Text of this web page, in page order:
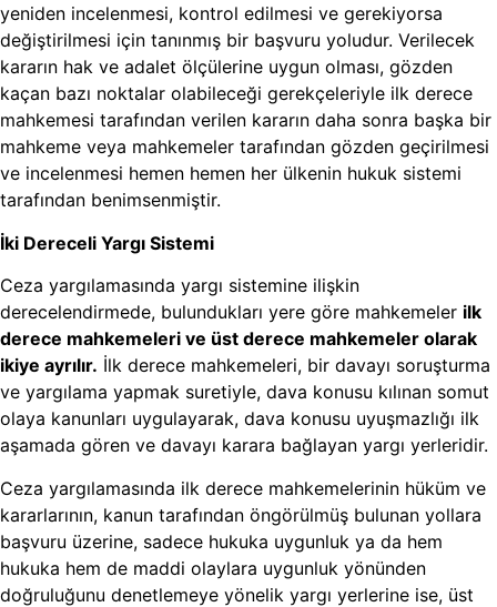
yeniden incelenmesi, kontrol edilmesi ve gerekiyorsa
değiştirilmesi için tanınmış bir başvuru yoludur. Verilecek
kararın hak ve adalet ölçülerine uygun olması, gözden
kaçan bazı noktalar olabileceği gerekçeleriyle ilk derece
mahkemesi tarafından verilen kararın daha sonra başka bir
mahkeme veya mahkemeler tarafından gözden geçirilmesi
ve incelenmesi hemen hemen her ülkenin hukuk sistemi
tarafından benimsenmiştir.
İki Dereceli Yargı Sistemi
Ceza yargılamasında yargı sistemine ilişkin
derecelendirmede, bulundukları yere göre mahkemeler ilk
derece mahkemeleri ve üst derece mahkemeler olarak
ikiye ayrılır. İlk derece mahkemeleri, bir davayı soruşturma
ve yargılama yapmak suretiyle, dava konusu kılınan somut
olaya kanunları uygulayarak, dava konusu uyuşmazlığı ilk
aşamada gören ve davayı karara bağlayan yargı yerleridir.
Ceza yargılamasında ilk derece mahkemelerinin hüküm ve
kararlarının, kanun tarafından öngörülmüş bulunan yollara
başvuru üzerine, sadece hukuka uygunluk ya da hem
hukuka hem de maddi olaylara uygunluk yönünden
doğruluğunu denetlemeye yönelik yargı yerlerine ise, üst